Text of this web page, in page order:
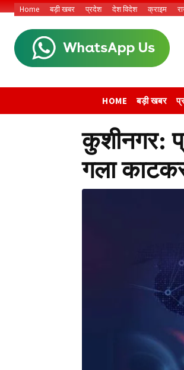
Home बड़ी खबर प्रदेश देश विदेश क्राइम
HOME बड़ी खबर
कुशीनगर:
गला